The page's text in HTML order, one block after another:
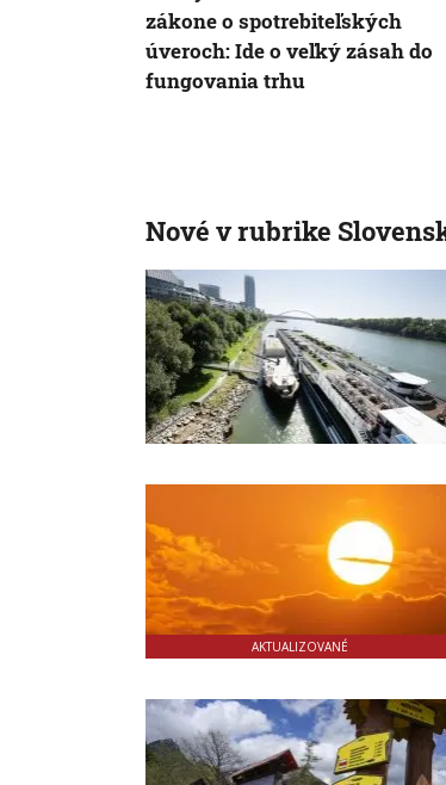
zákone o spotrebiteľských
úveroch: Ide o veľký zásah do
fungovania trhu
Nové v rubrike
AKTUALIZOVANÉ